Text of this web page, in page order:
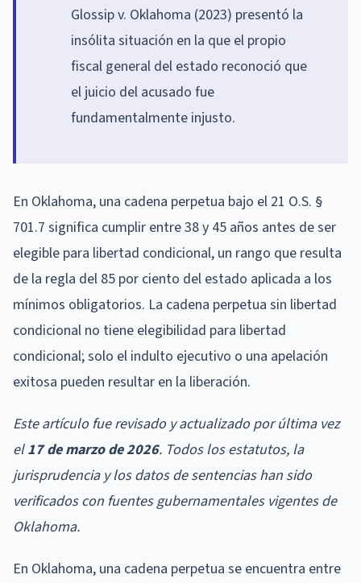
Glossip v. Oklahoma (2023) presentó la
insólita situación en la que el propio
fiscal general del estado reconoció que
el juicio del acusado fue
fundamentalmente injusto.
En Oklahoma, una cadena perpetua bajo el 21 O.S. §
701.7 significa cumplir entre 38 y 45 años antes de ser
elegible para libertad condicional, un rango que resulta
de la regla del 85 por ciento del estado aplicada a los
mínimos obligatorios. La cadena perpetua sin libertad
condicional no tiene elegibilidad para libertad
condicional; solo el indulto ejecutivo o una apelación
exitosa pueden resultar en la liberación.
Este artículo fue revisado y actualizado por última vez
el17 de marzo de 2026. Todos los estatutos, la
jurisprudencia y los datos de sentencias han sido
verificados con fuentes gubernamentales vigentes de
Oklahoma.
En Oklahoma, una cadena perpetua se encuentra entre